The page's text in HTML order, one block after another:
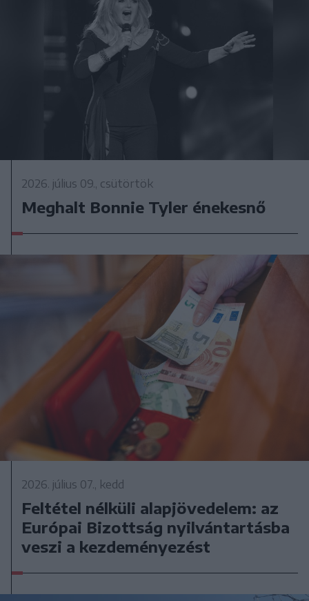
2026. július 09., csütörtök
Meghalt Bonnie Tyler énekesnő
2026. július 07., kedd
Feltétel nélküli alapjövedelem: az
Európai Bizottság nyilvántartásba
veszi a kezdeményezést